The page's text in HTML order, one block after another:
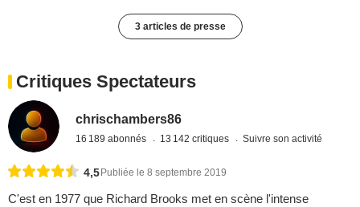
3 articles de presse
Critiques Spectateurs
chrischambers86
16 189 abonnés 13 142 critiques Suivre son activité
4,5Publiée le 8 septembre 2019
C'est en 1977 que Richard Brooks met en scène l'intense